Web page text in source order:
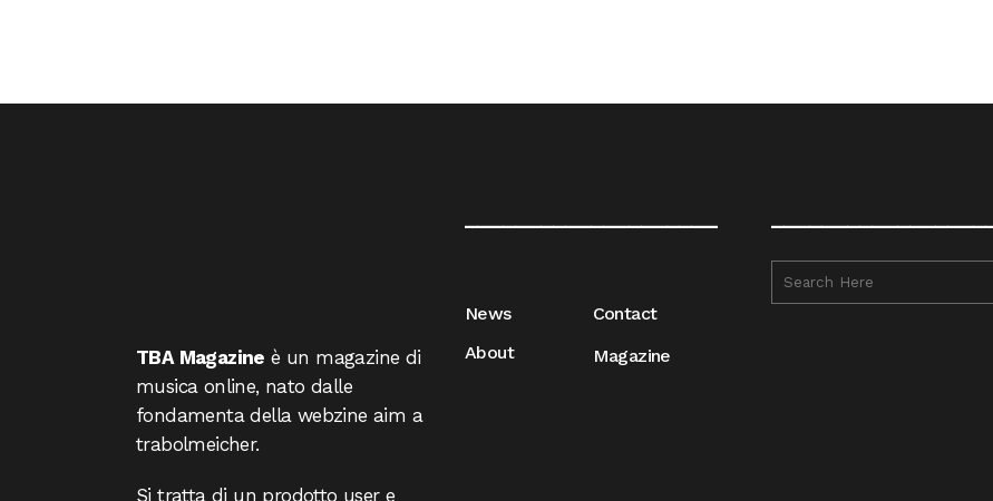
TBA Magazine è un magazine di
musica online, nato dalle
fondamenta della webzine aim a
trabolmeicher.
Si tratta di un prodotto user e
News
About
Contact
Magazine